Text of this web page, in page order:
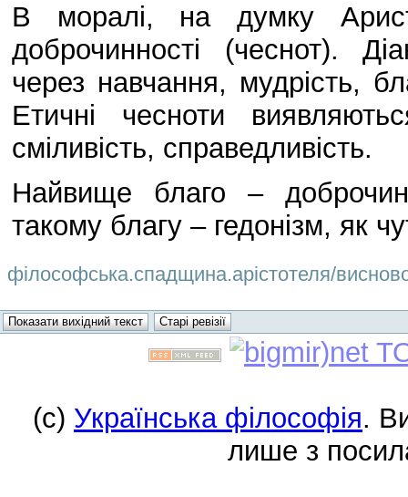
В моралі, на думку
доброчинності (чеснот).
через навчання, мудрість,
Етичні чесноти
сміливість, справедливість.
Найвище благо –
такому благу – гедонізм, як
філософська.спадщина.арістотеля/
(c) Українська філософія.
лише з